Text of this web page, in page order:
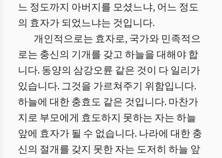
느 정도까지 아버지를 모셨느냐, 어느 정도
의 효자가 되었느냐는 것입니다.
개인적으로는 효자로, 국가와 민족적으
로는 충신의 기개를 갖고 하늘을 대해야 합
니다. 동양의 삼강오륜 같은 것이 다 일리가
있습니다. 그것을 가르쳐주기 위함입니다.
하늘에 대한 충효도 같은 것입니다. 마찬가
지로 부모에게 효도하지 못하는 자는 하늘
앞에 효자가 될 수 없습니다. 나라에 대한 충
신의 절개를 갖지 못한 자는 도저히 하늘 앞